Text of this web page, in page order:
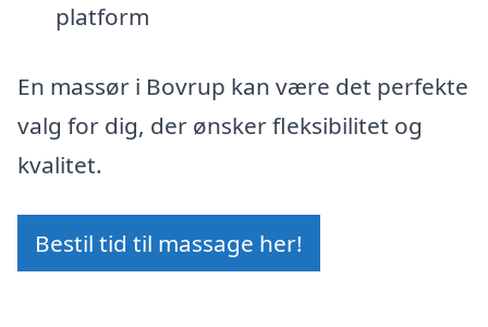
platform
En massør i Bovrup kan være det perfekte
valg for dig, der ønsker fleksibilitet og
kvalitet.
Bestil tid til massage her!